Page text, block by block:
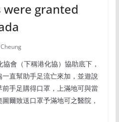
were granted
會（下稱港化協）協助底下，
直幫助手足流亡來加，並遊說
手足購得口罩，上滿地可與當
爾致送口罩予滿地可之醫院，